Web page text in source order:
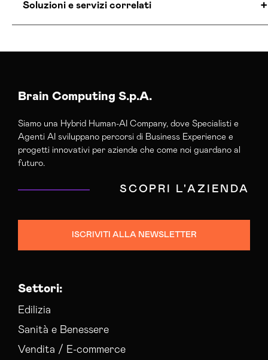
Soluzioni e servizi correlati
Agenzia Posizionamento Seo Salerno
Agenzia Web Marketing Salerno
Campagne Adv Social Salerno
Campagne Advertising Salerno
Campagne Native Advertising Salerno
Gestione Campagne Google Ads Salerno
Gestione Social Media Salerno
Social Media Advertising Salerno
Brain Computing S.p.A.
Siamo una Hybrid Human-AI Company, dove Specialisti e
Agenti AI sviluppano percorsi di Business Experience e
progetti innovativi per aziende che come noi guardano al
futuro.
SCOPRI L'AZIENDA
ISCRIVITI ALLA NEWSLETTER
Settori:
Edilizia
Sanità e Benessere
Vendita / E-commerce